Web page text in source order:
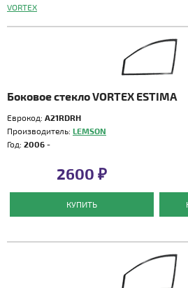
VORTEX
Боковое стекло VORTEX ESTIMA
Еврокод: A21RDRH
Производитель: LEMSON
Год: 2006 -
2600 ₽
КУПИТЬ